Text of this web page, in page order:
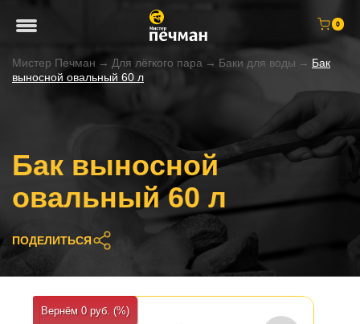
0
Мистер Печман → Для лёгкого пара → Баки для воды → Бак
выносной овальный 60 л
Бак выносной
овальный 60 л
ПОДЕЛИТЬСЯ
Вернём 0 руб. (%)